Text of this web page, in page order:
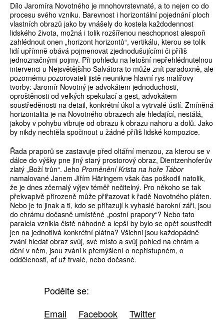
Dílo Jaromíra Novotného je mnohovrstevnaté, a to nejen co do
procesu svého vzniku. Barevnost i horizontální pojednání ploch
vlastních obrazů jako by vnášely do kostela každodennost
lidského života, možná i tolik rozšířenou neschopnost alespoň
zahlédnout onen „horizont horizontů“, vertikálu, kterou se tolik
lidí upřímně obává pojmenovat zjednodušujícími či příliš
jednoznačnými pojmy. Při pohledu na letošní nepřehlédnutelnou
intervenci u Nejsvětějšího Salvátora to může znít paradoxně, ale
pozornému pozorovateli jistě neunikne hlavní rys malířovy
tvorby: Jaromír Novotný je advokátem jednoduchosti,
oproštěnosti od velkých spekulací a gest, advokátem
soustředěnosti na detail, konkrétní úkol a vytrvalé úsilí. Zmíněná
horizontalita je na Novotného obrazech ale hledající, nestálá,
jakoby v pohybu vibruje od obrazu k obrazu nahoru a dolů. Jako
by nikdy nechtěla spočinout u žádné příliš lidské kompozice.
Řada praporů se zastavuje před oltářní menzou, za kterou se v
dálce do výšky pne jiný starý prostorový obraz, Dientzenhoferův
zlatý „Boží trůn“. Jeho Proměnění Krista na hoře Tábor
namalované Janem Jiřím Häringem však čas poškodil natolik,
že je dnes zčernalý výjev téměř nečitelný. Pro někoho se tak
překvapivě přirozeně může přiřazovat k řadě Novotného pláten.
Nebo je to jinak a ti, kdo se přiřazují k vyhaslé barokní záři, jsou
do chrámu dočasně umístěné „postní prapory“? Nebo tato
paralela vznikla čistě náhodně a lepší by bylo se opět soustředit
jen na jednotlivá konkrétní plátna? Všichni jsou každopádně
zváni hledat obraz svůj, své místo a svůj pohled na chrám a
dění v něm, jsou zváni k přemýšlení o nepřístupném, o
oddělenosti, ať už trvalé, nebo dočasné.
Podělte se:
Email
Facebook Twitter